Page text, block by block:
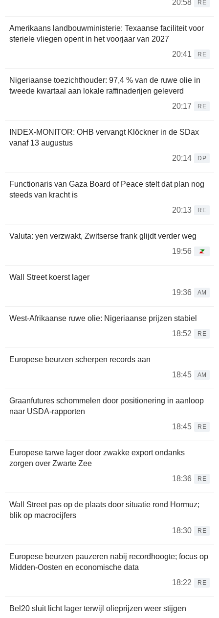
20:58
RE
Amerikaans landbouwministerie: Texaanse faciliteit voor
steriele vliegen opent in het voorjaar van 2027
20:41
RE
Nigeriaanse toezichthouder: 97,4 % van de ruwe olie in
tweede kwartaal aan lokale raffinaderijen geleverd
20:17
RE
INDEX-MONITOR: OHB vervangt Klöckner in de SDax
vanaf 13 augustus
20:14
DP
Functionaris van Gaza Board of Peace stelt dat plan nog
steeds van kracht is
20:13
RE
Valuta: yen verzwakt, Zwitserse frank glijdt verder weg
19:56
Wall Street koerst lager
19:36
AM
West-Afrikaanse ruwe olie: Nigeriaanse prijzen stabiel
18:52
RE
Europese beurzen scherpen records aan
18:45
AM
Graanfutures schommelen door positionering in aanloop
naar USDA-rapporten
18:45
RE
Europese tarwe lager door zwakke export ondanks
zorgen over Zwarte Zee
18:36
RE
Wall Street pas op de plaats door situatie rond Hormuz;
blik op macrocijfers
18:30
RE
Europese beurzen pauzeren nabij recordhoogte; focus op
Midden-Oosten en economische data
18:22
RE
Bel20 sluit licht lager terwijl olieprijzen weer stijgen